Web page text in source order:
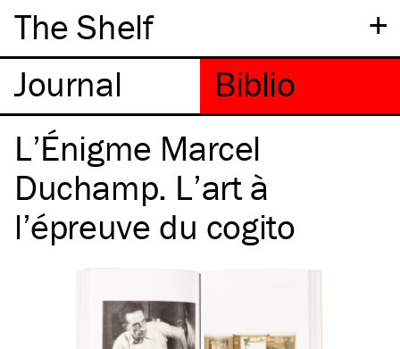
+
The Shelf
L’Énigme Marcel
Duchamp. L’art à
l’épreuve du cogito